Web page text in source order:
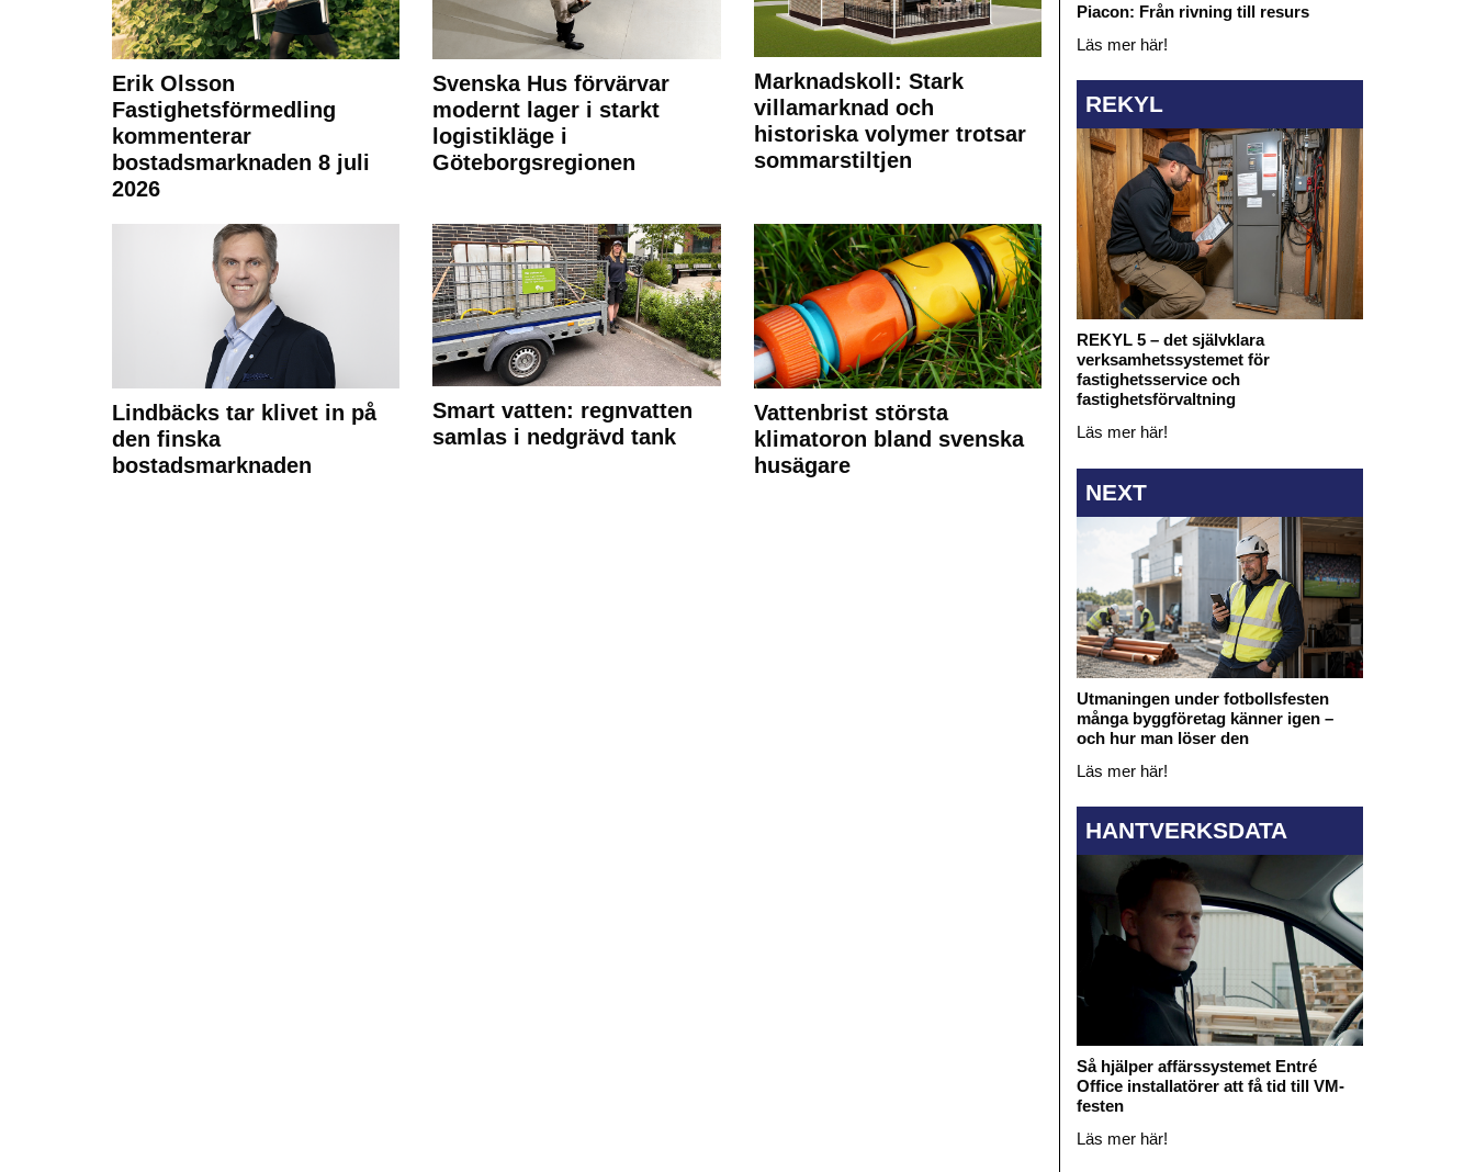
Erik Olsson
Fastighetsförmedling
kommenterar
bostadsmarknaden 8 juli
2026
Svenska Hus förvärvar
modernt lager i starkt
logistikläge i
Göteborgsregionen
Marknadskoll: Stark
villamarknad och
historiska volymer trotsar
sommarstiltjen
Lindbäcks tar klivet in på
den finska
bostadsmarknaden
Smart vatten: regnvatten
samlas i nedgrävd tank
Vattenbrist största
klimatoron bland svenska
husägare
Piacon: Från rivning till resurs
Läs mer här!
REKYL
REKYL 5 – det självklara
verksamhetssystemet för
fastighetsservice och
fastighetsförvaltning
Läs mer här!
NEXT
Utmaningen under fotbollsfesten
många byggföretag känner igen –
och hur man löser den
Läs mer här!
HANTVERKSDATA
Så hjälper affärssystemet Entré
Office installatörer att få tid till VM-
festen
Läs mer här!